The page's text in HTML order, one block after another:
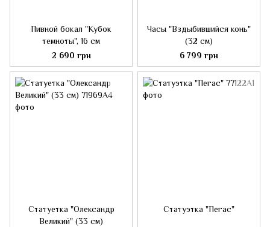
Пивной бокал "Кубок
темноты", 16 см
2 690 грн
Часы "Вздыбившийся конь"
(32 см)
6 799 грн
Статуетка "Олександр
Великий" (33 см)
Статуэтка "Пегас"